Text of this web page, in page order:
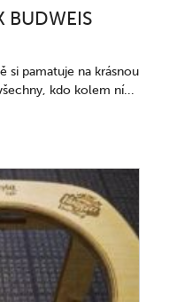
BUDWEIS
si pamatuje na krásnou
kdo kolem ní...